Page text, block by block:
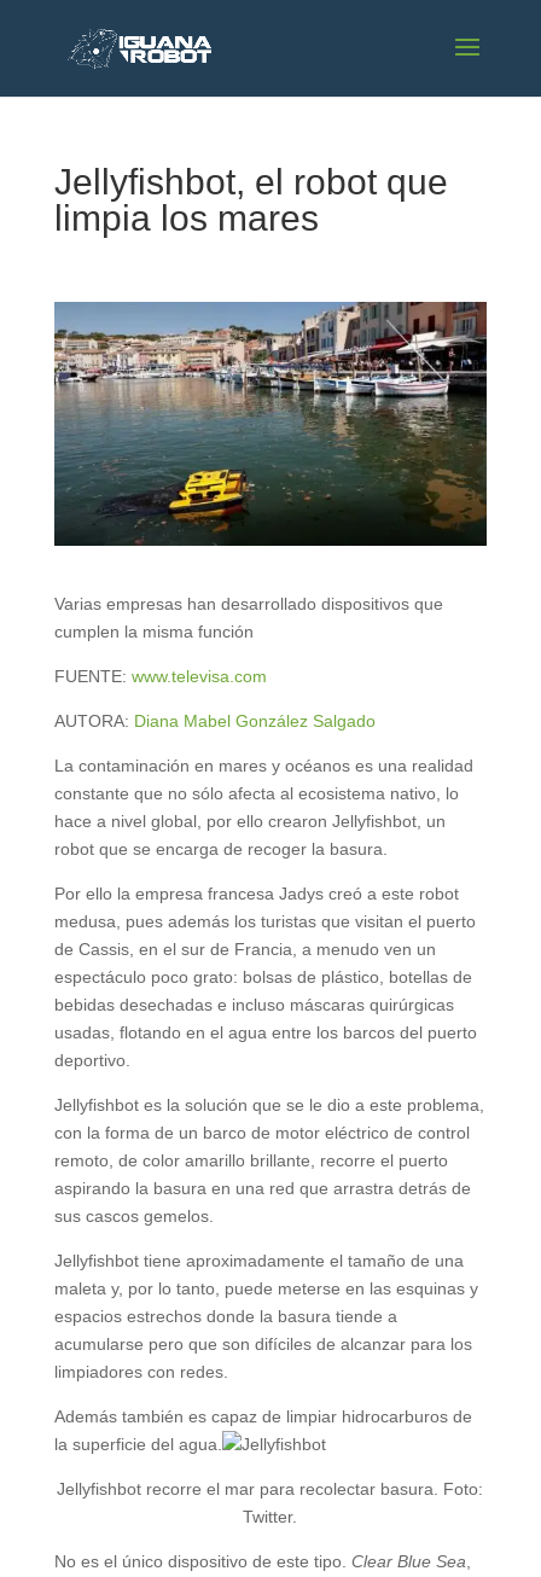
Jellyfishbot, el robot que
limpia los mares
Varias empresas han desarrollado dispositivos que
cumplen la misma función
FUENTE: www.televisa.com
AUTORA: Diana Mabel González Salgado
La contaminación en mares y océanos es una realidad
constante que no sólo afecta al ecosistema nativo, lo
hace a nivel global, por ello crearon Jellyfishbot, un
robot que se encarga de recoger la basura.
Por ello la empresa francesa Jadys creó a este robot
medusa, pues además los turistas que visitan el puerto
de Cassis, en el sur de Francia, a menudo ven un
espectáculo poco grato: bolsas de plástico, botellas de
bebidas desechadas e incluso máscaras quirúrgicas
usadas, flotando en el agua entre los barcos del puerto
deportivo.
Jellyfishbot es la solución que se le dio a este problema,
con la forma de un barco de motor eléctrico de control
remoto, de color amarillo brillante, recorre el puerto
aspirando la basura en una red que arrastra detrás de
sus cascos gemelos.
Jellyfishbot tiene aproximadamente el tamaño de una
maleta y, por lo tanto, puede meterse en las esquinas y
espacios estrechos donde la basura tiende a
acumularse pero que son difíciles de alcanzar para los
limpiadores con redes.
Además también es capaz de limpiar hidrocarburos de
la superficie del agua.
Jellyfishbot recorre el mar para recolectar basura. Foto:
Twitter.
No es el único dispositivo de este tipo. Clear Blue Sea